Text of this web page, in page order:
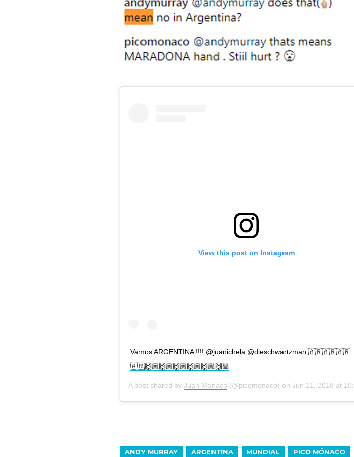
View this post on Instagram
Vamos ARGENTINA !!!! @juanichela @dieschwartzman 🇦🇷🇦🇷🇦🇷
🇦🇷🙌🏼🙌🏼🙌🏼🙌🏼🙌🏼🙌🏼
A post shared by Juan Monaco (@picomonaco) on Jun 21, 2018 at 10:28am PDT
ANDY MURRAY ARGENTINA MUNDIAL PICO MÓNACO